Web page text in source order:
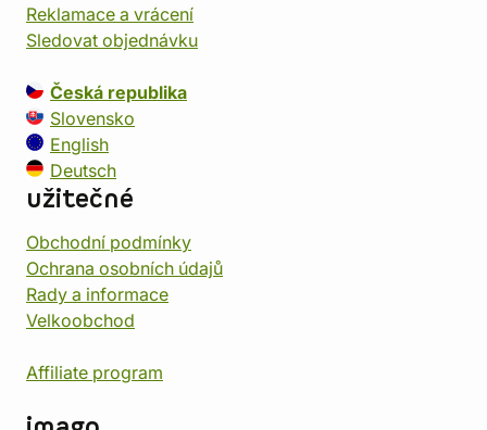
Reklamace a vrácení
Sledovat objednávku
Česká republika
Slovensko
English
Deutsch
užitečné
Obchodní podmínky
Ochrana osobních údajů
Rady a informace
Velkoobchod
Affiliate program